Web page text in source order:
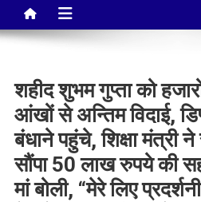
शहीद शुभम गुप्ता को
आंखों से अन्तिम विदाई,
बंधाने पहुंचे, शिक्षा मंत्री
सौंपा 50 लाख रुपये की
मां बोली, “मेरे लिए